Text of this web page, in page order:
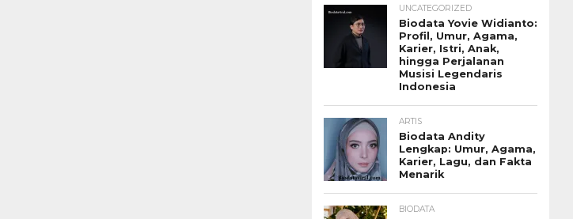
UNCATEGORIZED
Biodata Yovie Widianto:
Profil, Umur, Agama,
Karier, Istri, Anak,
hingga Perjalanan
Musisi Legendaris
Indonesia
ARTIS
Biodata Andity
Lengkap: Umur, Agama,
Karier, Lagu, dan Fakta
Menarik
BIODATA